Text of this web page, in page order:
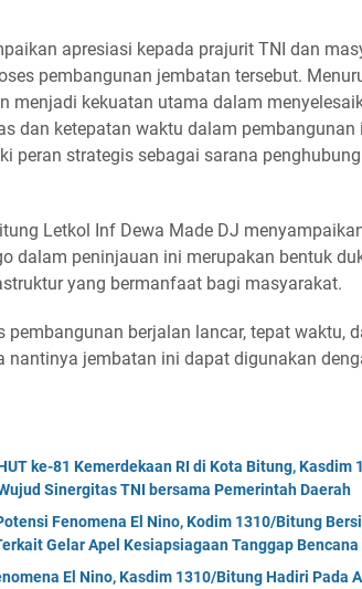
apresiasi kepada prajurit TNI dan
pembangunan jembatan tersebut.
menjadi kekuatan utama dalam
dan ketepatan waktu dalam pembangunan
peran strategis sebagai sarana
Letkol Inf Dewa Made DJ
dalam peninjauan ini merupakan bentuk
yang bermanfaat bagi masyarakat.
pembangunan berjalan lancar, tepat waktu,
nantinya jembatan ini dapat digunakan
ke-81 Kemerdekaan RI di Kota Bitung, Kasdim
Sinergitas TNI bersama Pemerintah Daerah
Fenomena El Nino, Kodim 1310/Bitung
Gelar Apel Kesiapsiagaan Tanggap Bencana
El Nino, Kasdim 1310/Bitung Hadiri Pada